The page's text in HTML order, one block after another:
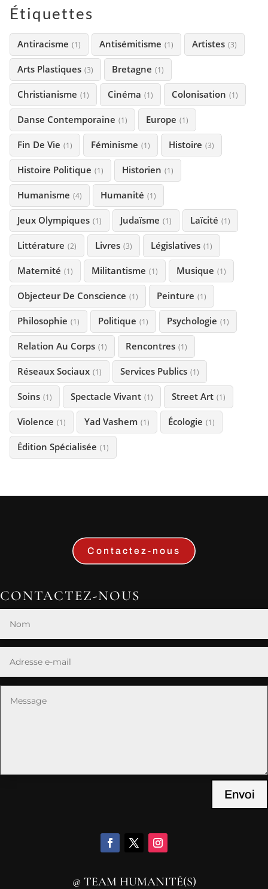
Étiquettes
Antiracisme (1) Antisémitisme (1) Artistes (3)
Arts Plastiques (3) Bretagne (1)
Christianisme (1) Cinéma (1) Colonisation (1)
Danse Contemporaine (1) Europe (1)
Fin De Vie (1) Féminisme (1) Histoire (3)
Histoire Politique (1) Historien (1)
Humanisme (4) Humanité (1)
Jeux Olympiques (1) Judaïsme (1) Laïcité (1)
Littérature (2) Livres (3) Législatives (1)
Maternité (1) Militantisme (1) Musique (1)
Objecteur De Conscience (1) Peinture (1)
Philosophie (1) Politique (1) Psychologie (1)
Relation Au Corps (1) Rencontres (1)
Réseaux Sociaux (1) Services Publics (1)
Soins (1) Spectacle Vivant (1) Street Art (1)
Violence (1) Yad Vashem (1) Écologie (1)
Édition Spécialisée (1)
CONTACTEZ-NOUS
Envoi
Contactez-nous
@ TEAM HUMANITÉ(S)